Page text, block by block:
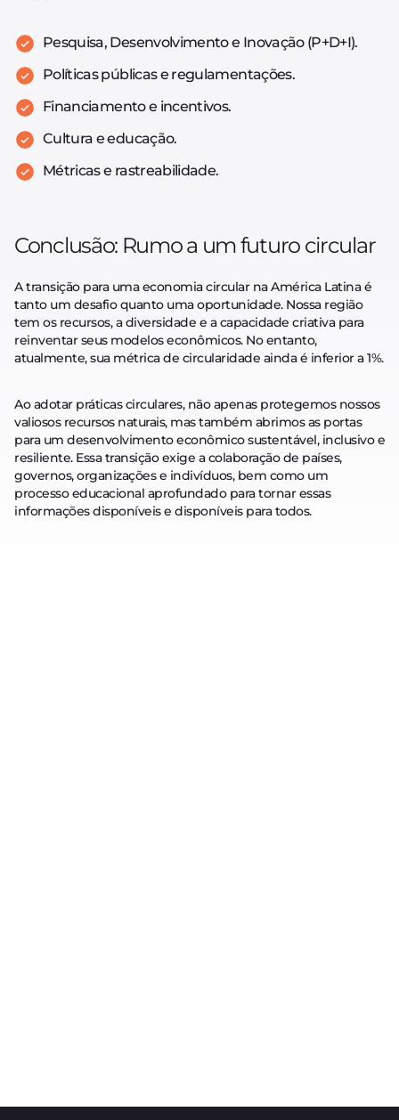
Pesquisa, Desenvolvimento e Inovação (P+D+I).
Políticas públicas e regulamentações.
Financiamento e incentivos.
Cultura e educação.
Métricas e rastreabilidade.
Conclusão: Rumo a um futuro circular
A transição para uma economia circular na América Latina é
tanto um desafio quanto uma oportunidade. Nossa região
tem os recursos, a diversidade e a capacidade criativa para
reinventar seus modelos econômicos. No entanto,
atualmente, sua métrica de circularidade ainda é inferior a 1%.
Ao adotar práticas circulares, não apenas protegemos nossos
valiosos recursos naturais, mas também abrimos as portas
para um desenvolvimento econômico sustentável, inclusivo e
resiliente. Essa transição exige a colaboração de países,
governos, organizações e indivíduos, bem como um
processo educacional aprofundado para tornar essas
informações disponíveis e disponíveis para todos.